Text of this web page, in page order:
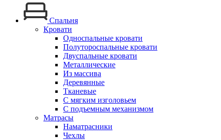
Спальня
Кровати
Односпальные кровати
Полутороспальные кровати
Двуспальные кровати
Металлические
Из массива
Деревянные
Тканевые
С мягким изголовьем
С подъемным механизмом
Матрасы
Наматрасники
Чехлы